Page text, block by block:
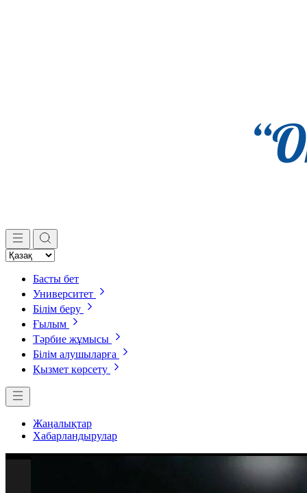
Басты бет
Университет
Білім беру
Ғылым
Тәрбие жұмысы
Білім алушыларға
Қызмет көрсету
Жаңалықтар
Хабарландырулар